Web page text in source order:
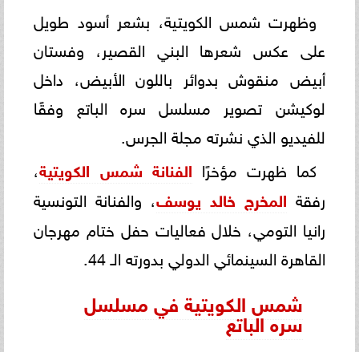
وظهرت شمس الكويتية، بشعر أسود طويل
على عكس شعرها البني القصير، وفستان
أبيض منقوش بدوائر باللون الأبيض، داخل
لوكيشن تصوير مسلسل سره الباتع وفقًا
للفيديو الذي نشرته مجلة الجرس.
كما ظهرت مؤخرًا الفنانة شمس الكويتية،
رفقة المخرج خالد يوسف، والفنانة التونسية
رانيا التومي، خلال فعاليات حفل ختام مهرجان
القاهرة السينمائي الدولي بدورته الـ 44.
شمس الكويتية في مسلسل
سره الباتع